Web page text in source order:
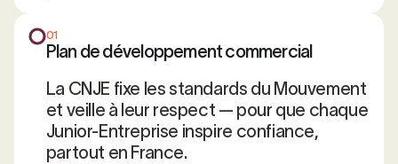
01
Plan de développement commercial
La CNJE fixe les standards du Mouvement
et veille à leur respect — pour que chaque
Junior-Entreprise inspire confiance,
partout en France.